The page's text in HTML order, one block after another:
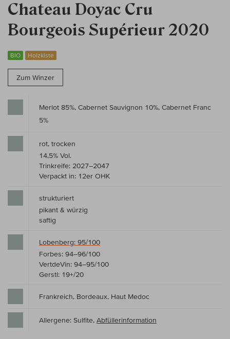
Chateau Doyac Cru
Bourgeois Supérieur 2020
BIO Holzkiste
Zum Winzer
Merlot 85%, Cabernet Sauvignon 10%, Cabernet Franc
5%
rot, trocken
14,5% Vol.
Trinkreife: 2027–2047
Verpackt in: 12er OHK
strukturiert
pikant & würzig
saftig
Lobenberg: 95/100
Forbes: 94–96/100
VertdeVin: 94–95/100
Gerstl: 19+/20
Frankreich, Bordeaux, Haut Medoc
Allergene: Sulfite, Abfüllerinformation